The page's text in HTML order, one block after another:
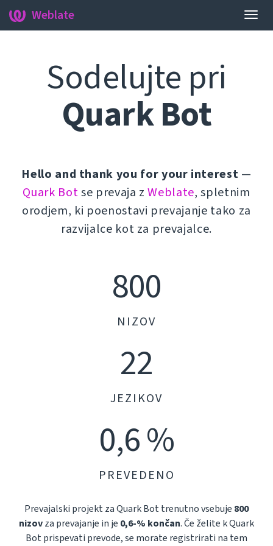
Weblate
Sodelujte pri
Quark Bot
Hello and thank you for your interest —
Quark Botse prevaja zWeblate, spletnim
orodjem, ki poenostavi prevajanje tako za
razvijalce kot za prevajalce.
800
NIZOV
22
JEZIKOV
0,6 %
PREVEDENO
Prevajalski projekt za Quark Bot trenutno vsebuje 800
nizovza prevajanje in je 0,6-% končan. Če želite k Quark
Bot prispevati prevode, se morate registrirati na tem